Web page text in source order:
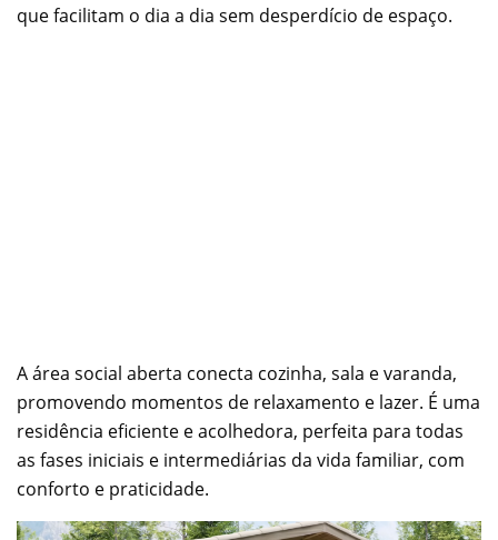
que facilitam o dia a dia sem desperdício de espaço.
A área social aberta conecta cozinha, sala e varanda,
promovendo momentos de relaxamento e lazer. É uma
residência eficiente e acolhedora, perfeita para todas
as fases iniciais e intermediárias da vida familiar, com
conforto e praticidade.